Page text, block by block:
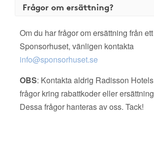
Frågor om ersättning?
Om du har frågor om ersättning från
Sponsorhuset, vänligen kontakta
info@sponsorhuset.se
OBS: Kontakta aldrig Radisson
frågor kring rabattkoder eller
Dessa frågor hanteras av oss. Tack!